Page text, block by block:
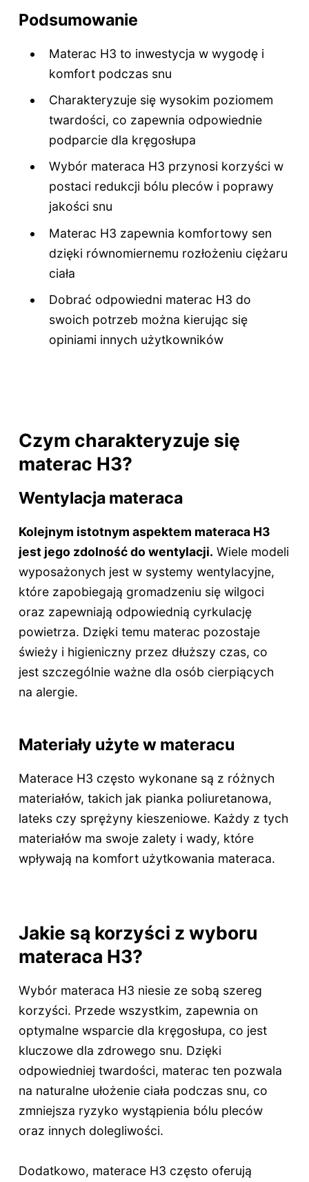
Podsumowanie
Materac H3 to inwestycja w wygodę i
komfort podczas snu
Charakteryzuje się wysokim poziomem
twardości, co zapewnia odpowiednie
podparcie dla kręgosłupa
Wybór materaca H3 przynosi korzyści w
postaci redukcji bólu pleców i poprawy
jakości snu
Materac H3 zapewnia komfortowy sen
dzięki równomiernemu rozłożeniu ciężaru
ciała
Dobrać odpowiedni materac H3 do
swoich potrzeb można kierując się
opiniami innych użytkowników
Czym charakteryzuje się
materac H3?
Wentylacja materaca
Kolejnym istotnym aspektem materaca H3
jest jego zdolność do wentylacji. Wiele modeli
wyposażonych jest w systemy wentylacyjne,
które zapobiegają gromadzeniu się wilgoci
oraz zapewniają odpowiednią cyrkulację
powietrza. Dzięki temu materac pozostaje
świeży i higieniczny przez dłuższy czas, co
jest szczególnie ważne dla osób cierpiących
na alergie.
Materiały użyte w materacu
Materace H3 często wykonane są z różnych
materiałów, takich jak pianka poliuretanowa,
lateks czy sprężyny kieszeniowe. Każdy z tych
materiałów ma swoje zalety i wady, które
wpływają na komfort użytkowania materaca.
Jakie są korzyści z wyboru
materaca H3?
Wybór materaca H3 niesie ze sobą szereg
korzyści. Przede wszystkim, zapewnia on
optymalne wsparcie dla kręgosłupa, co jest
kluczowe dla zdrowego snu. Dzięki
odpowiedniej twardości, materac ten pozwala
na naturalne ułożenie ciała podczas snu, co
zmniejsza ryzyko wystąpienia bólu pleców
oraz innych dolegliwości.
Dodatkowo, materace H3 często oferują